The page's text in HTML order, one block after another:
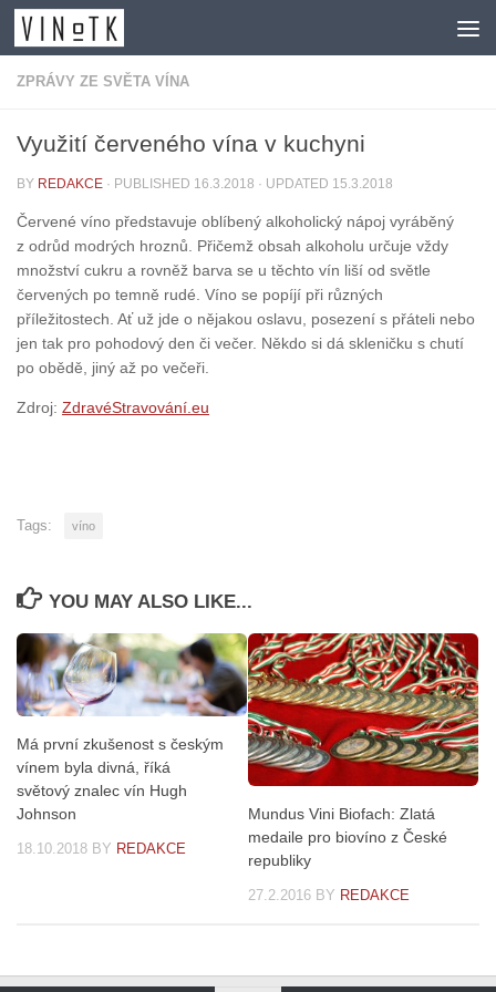
Skip to content
ZPRÁVY ZE SVĚTA VÍNA
Využití červeného vína v kuchyni
BY REDAKCE · PUBLISHED 16.3.2018 · UPDATED 15.3.2018
Červené víno představuje oblíbený alkoholický nápoj vyráběný
z odrůd modrých hroznů. Přičemž obsah alkoholu určuje vždy
množství cukru a rovněž barva se u těchto vín liší od světle
červených po temně rudé. Víno se popíjí při různých
příležitostech. Ať už jde o nějakou oslavu, posezení s přáteli nebo
jen tak pro pohodový den či večer. Někdo si dá skleničku s chutí
po obědě, jiný až po večeři.
Zdroj: ZdravéStravování.eu
Tags: víno
YOU MAY ALSO LIKE...
Má první zkušenost s českým
vínem byla divná, říká
světový znalec vín Hugh
Johnson
18.10.2018 BY REDAKCE
Mundus Vini Biofach: Zlatá
medaile pro biovíno z České
republiky
27.2.2016 BY REDAKCE